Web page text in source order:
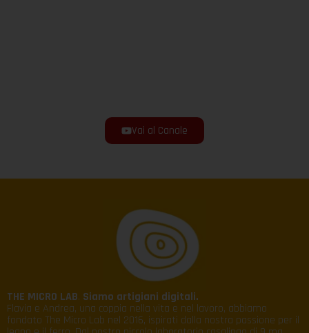
Vai al Canale
THE MICRO LAB. Siamo artigiani digitali.
Flavia e Andrea, una coppia nella vita e nel lavoro, abbiamo
fondato The Micro Lab nel 2016, ispirati dalla nostra passione per il